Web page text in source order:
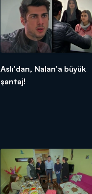
Aslı'dan, Nalan'a büyük
şantaj!